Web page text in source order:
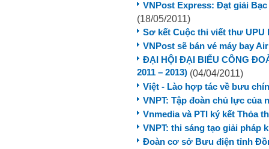
VNPost Express: Đạt giải
(18/05/2011)
Sơ kết Cuộc thi viết thư UPU
VNPost sẽ bán vé máy bay
ĐẠI HỘI ĐẠI BIỂU CÔNG
2011 – 2013) (04/04/2011)
Việt - Lào hợp tác về bưu
VNPT: Tập đoàn chủ lực của
Vnmedia và PTI ký kết Thỏa
VNPT: thi sáng tạo giải pháp
Đoàn cơ sở Bưu điện tỉnh